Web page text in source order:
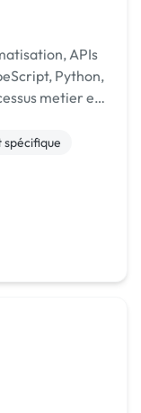
APIs
Python,
metier et